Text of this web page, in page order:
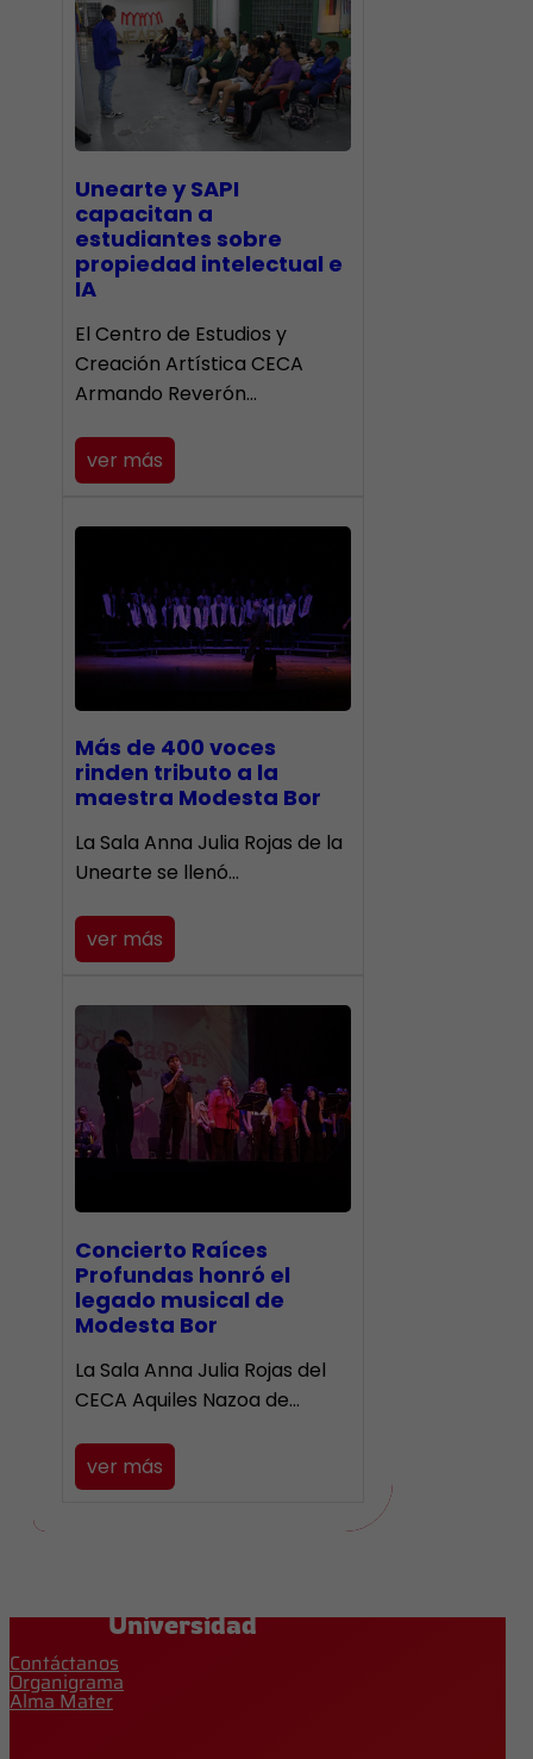
Unearte y SAPI
capacitan a
estudiantes sobre
propiedad intelectual e
IA
El Centro de Estudios y
Creación Artística CECA
Armando Reverón…
ver más
Más de 400 voces
rinden tributo a la
maestra Modesta Bor
​La Sala Anna Julia Rojas de la
Unearte se llenó…
ver más
​Concierto Raíces
Profundas honró el
legado musical de
Modesta Bor
La Sala Anna Julia Rojas del
CECA Aquiles Nazoa de…
ver más
Universidad
Contáctanos
Organigrama
Alma Mater